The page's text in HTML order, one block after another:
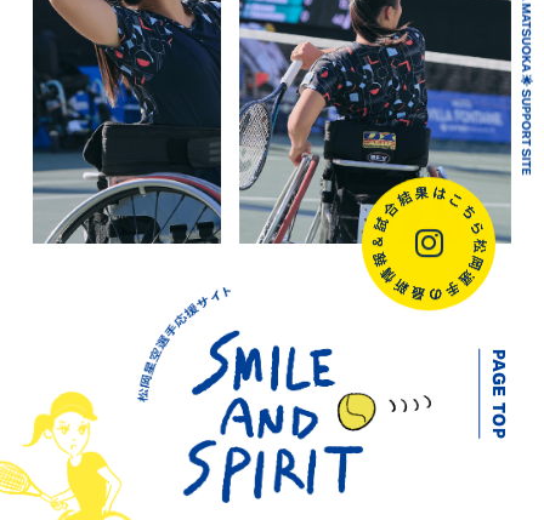
Supported by
SEIRA MATSUOKA 🌟 SUPPORT SITE
PAGE TOP